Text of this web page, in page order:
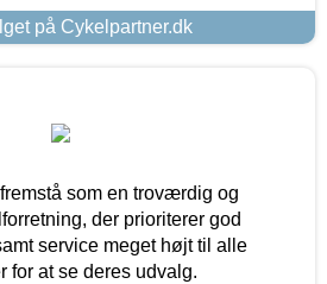
på Cykelpartner.dk
som en troværdig og
der prioriterer god
service meget højt til alle
for at se deres udvalg.